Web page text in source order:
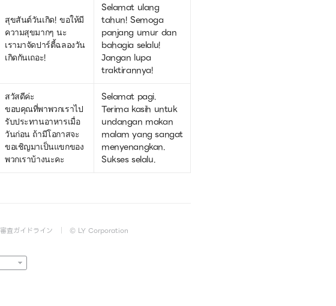
สุขสันต์วันเกิด! ขอให้มี
ความสุขมากๆ นะ
เรามาจัดปาร์ตี้ฉลองวัน
เกิดกันเถอะ!
Selamat ulang
tahun! Semoga
panjang umur dan
bahagia selalu!
Jangan lupa
traktirannya!
สวัสดีค่ะ
ขอบคุณที่พาพวกเราไป
รับประทานอาหารเมื่อ
วันก่อน ถ้ามีโอกาสจะ
ขอเชิญมาเป็นแขกของ
พวกเราบ้างนะคะ
Selamat pagi.
Terima kasih untuk
undangan makan
malam yang sangat
menyenangkan.
Sukses selalu.
審査ガイドライン © LY Corporation